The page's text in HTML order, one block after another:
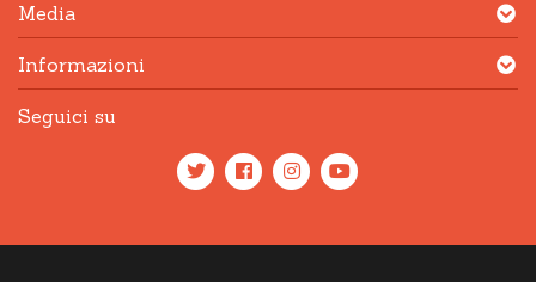
Media
Informazioni
Seguici su